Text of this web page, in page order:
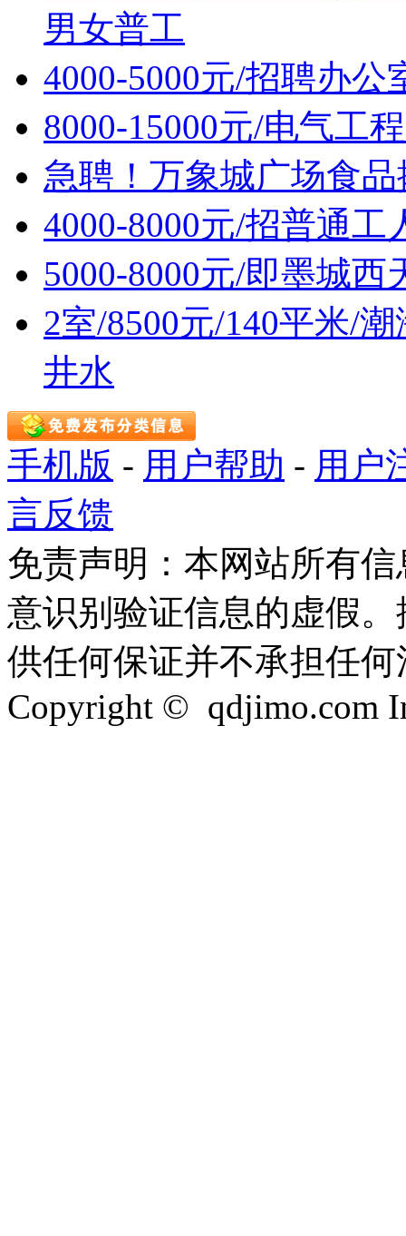
男女普工
4000-5000元/招聘办公
8000-15000元/电气工
急聘！万象城广场食
4000-8000元/招普通
5000-8000元/即墨城
2室/8500元/140平米/
井水
手机版 - 用户帮助 - 用户
言反馈
免责声明：本网站所有
意识别验证信息的虚假
供任何保证并不承担任
Copyright © qdjimo.com